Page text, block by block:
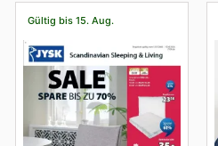
Gültig bis 15. Aug.